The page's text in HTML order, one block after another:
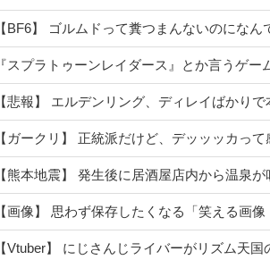
【BF6】 ゴルムドって糞つまんないのになん
『スプラトゥーンレイダース』とか言うゲー
【悲報】 エルデンリング、ディレイばかり
【ガークリ】 正統派だけど、デッッッカって
【熊本地震】 発生後に居酒屋店内から温泉
【画像】 思わず保存したくなる「笑える画
【Vtuber】 にじさんじライバーがリズム天国の配信しなくなったけど何か